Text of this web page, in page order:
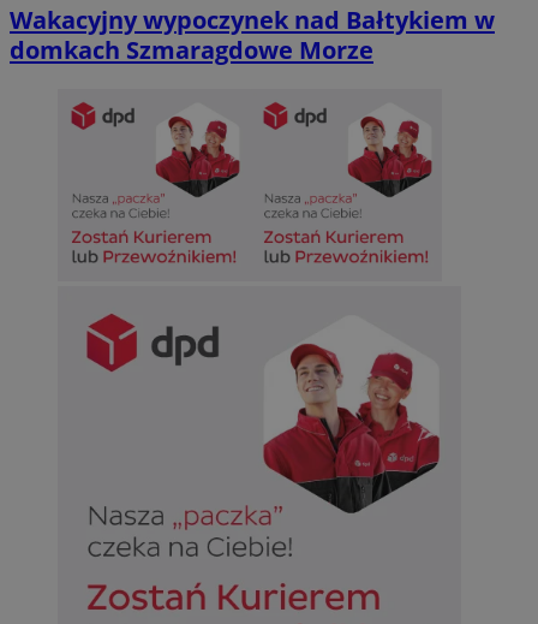
Wakacyjny wypoczynek nad Bałtykiem w
domkach Szmaragdowe Morze